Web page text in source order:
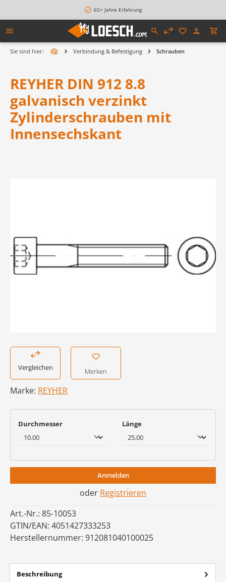
65+ Jahre Erfahrung
Sie sind hier: Verbindung & Befestigung Schrauben
REYHER DIN 912 8.8
galvanisch verzinkt
Zylinderschrauben mit
Innensechskant
Vergleichen Merken
Marke: REYHER
Durchmesserauswählen Längeauswählen
Anmelden
oder Registrieren
Art.-Nr.: 85-10053
GTIN/EAN: 4051427333253
Herstellernummer: 912081040100025
Beschreibung